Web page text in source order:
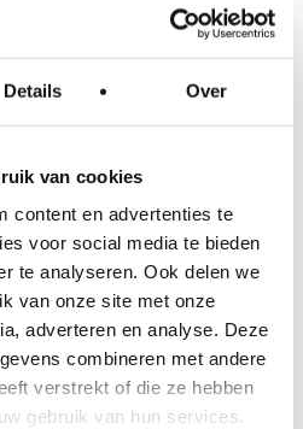
Details Over
van cookies
content en advertenties te
voor social media te bieden
te analyseren. Ook delen we
van onze site met onze
adverteren en analyse. Deze
combineren met andere
verstrekt of die ze hebben
gebruik van hun services.